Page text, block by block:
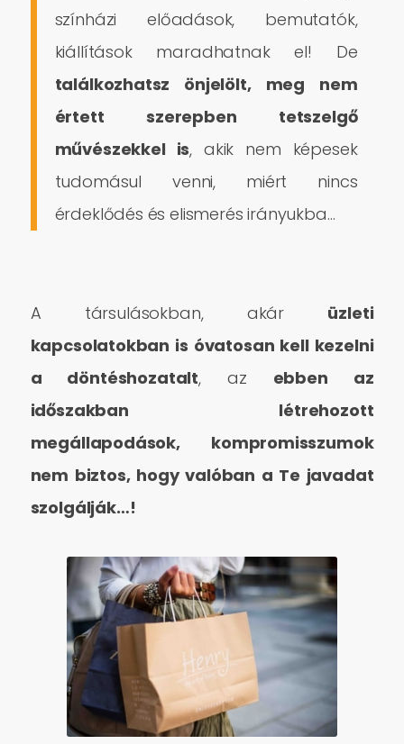
színházi előadások, bemutatók,
kiállítások maradhatnak el! De
találkozhatsz önjelölt, meg nem
értett szerepben tetszelgő
művészekkel is, akik nem képesek
tudomásul venni, miért nincs
érdeklődés és elismerés irányukba…
A társulásokban, akár üzleti
kapcsolatokban is óvatosan kell kezelni
a döntéshozatalt, az ebben az
időszakban létrehozott
megállapodások, kompromisszumok
nem biztos, hogy valóban a Te javadat
szolgálják…!